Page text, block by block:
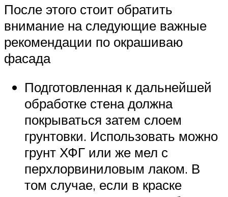
После этого стоит обратить
внимание на следующие важные
рекомендации по окрашиваю
фасада
Подготовленная к дальнейшей
обработке стена должна
покрываться затем слоем
грунтовки. Использовать можно
грунт ХФГ или же мел с
перхлорвиниловым лаком. В
том случае, если в краске